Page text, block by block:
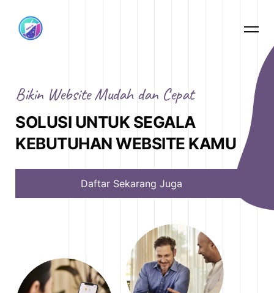
Bikin Website Mudah dan Cepat
SOLUSI UNTUK SEGALA
KEBUTUHANWEBSITE KAMU
Daftar Sekarang Juga